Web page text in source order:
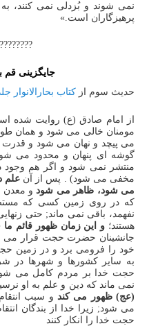
نمی شوند و بُزدلی نمی کنند،
پرهیزگاران است.»
جایگزینی قم
حدیث سوم ازکتاب بحارالانوار جلد ۶۰، صفحه
از امام صادق (ع) روایت شده
مومنان خالی می شود و همان
می پیچد و نهان می شود و قدرت
گوشه ای پنهان و محدود می
منتشر نمی شود و اگر هم وجود
مخفی می شود) . پس از آن علم
می شود، ظاهر می شودو معدن
که در روی زمین کسی که
نفهمد، باقی نمی ماند; حتی
هستند؛ و این زمان ظهور قائم ما
جانشینان حضرت حجت قرار می
خود را فرومی برد و در زمین
به سایر کشورها و شهرها
حجت خدا بر مردم کامل می
نمی ماند که دین و علم به او
(عج) ظهور می کندو سبب
می شود; زیرا خدا از بندگان
حجت خدا را انکار کنند